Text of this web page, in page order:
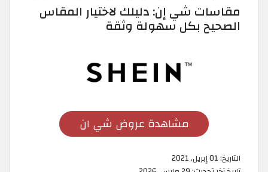
مقاسات شي إن: دليلك لاختيار المقاس
الصحيح بكل سهولة وثقة
مشاهدة عروض شي ان
التاريخ:01 إبريل, 2021